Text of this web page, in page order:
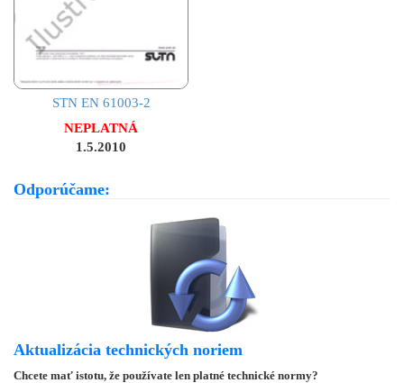
STN EN 61003-2
NEPLATNÁ
1.5.2010
Odporúčame:
Aktualizácia technických noriem
Chcete mať istotu, že používate len platné technické normy?